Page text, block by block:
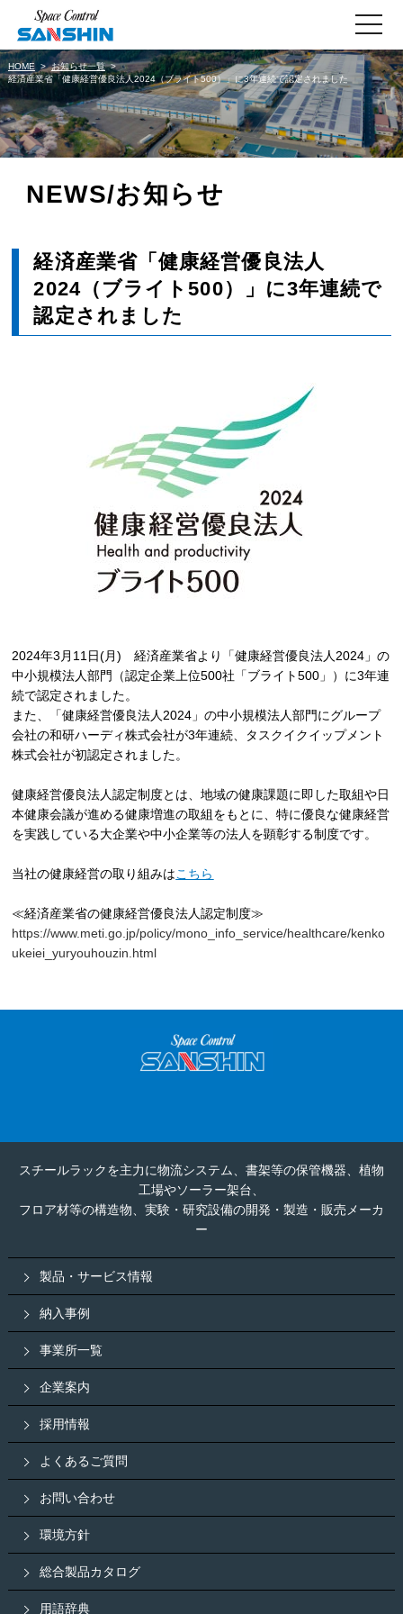
toggle
HOME
お知らせ一覧
経済産業省「健康経営優良法人2024（ブライト500）」に3年連続で認定されました
NEWS/お知らせ
経済産業省「健康経営優良法人
2024（ブライト500）」に3年連続で
認定されました
2024年3月11日(月) 経済産業省より「健康経営優良法人2024」の
中小規模法人部門（認定企業上位500社「ブライト500」）に3年連
続で認定されました。
また、「健康経営優良法人2024」の中小規模法人部門にグループ
会社の和研ハーディ株式会社が3年連続、タスクイクイップメント
株式会社が初認定されました。
健康経営優良法人認定制度とは、地域の健康課題に即した取組や日
本健康会議が進める健康増進の取組をもとに、特に優良な健康経営
を実践している大企業や中小企業等の法人を顕彰する制度です。
当社の健康経営の取り組みはこちら
≪経済産業省の健康経営優良法人認定制度≫
https://www.meti.go.jp/policy/mono_info_service/healthcare/kenko
ukeiei_yuryouhouzin.html
スチールラックを主力に物流システム、書架等の保管機器、植物
工場やソーラー架台、
フロア材等の構造物、実験・研究設備の開発・製造・販売メーカ
ー
製品・サービス情報
納入事例
事業所一覧
企業案内
採用情報
よくあるご質問
お問い合わせ
環境方針
総合製品カタログ
用語辞典